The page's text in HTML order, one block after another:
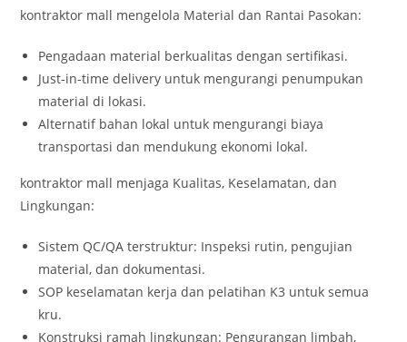
kontraktor mall mengelola Material dan Rantai Pasokan:
Pengadaan material berkualitas dengan sertifikasi.
Just-in-time delivery untuk mengurangi penumpukan
material di lokasi.
Alternatif bahan lokal untuk mengurangi biaya
transportasi dan mendukung ekonomi lokal.
kontraktor mall menjaga Kualitas, Keselamatan, dan
Lingkungan:
Sistem QC/QA terstruktur: Inspeksi rutin, pengujian
material, dan dokumentasi.
SOP keselamatan kerja dan pelatihan K3 untuk semua
kru.
Konstruksi ramah lingkungan: Pengurangan limbah,